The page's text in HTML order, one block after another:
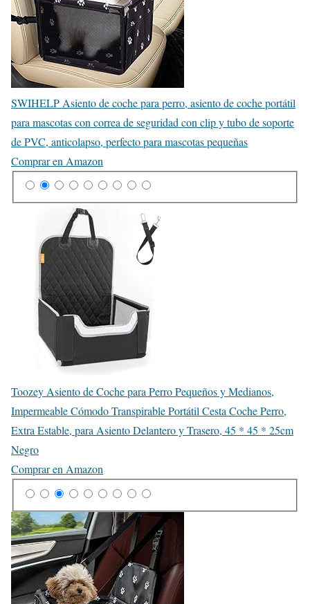
SWIHELP Asiento de coche para perro, asiento de coche portátil
para mascotas con correa de seguridad con clip y tubo de soporte
de PVC, anticolapso, perfecto para mascotas pequeñas
Comprar en Amazon
Toozey Asiento de Coche para Perro Pequeños y Medianos,
Impermeable Cómodo Transpirable Portátil Cesta Coche Perro,
Extra Estable, para Asiento Delantero y Trasero, 45 * 45 * 25cm
Negro
Comprar en Amazon